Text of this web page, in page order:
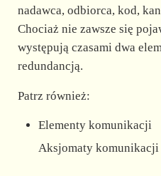
nadawca, odbiorca, kod,
Chociaż nie zawsze się
występują czasami dwa
redundancją.
Patrz również:
Elementy komunikacji
Aksjomaty komunikacji